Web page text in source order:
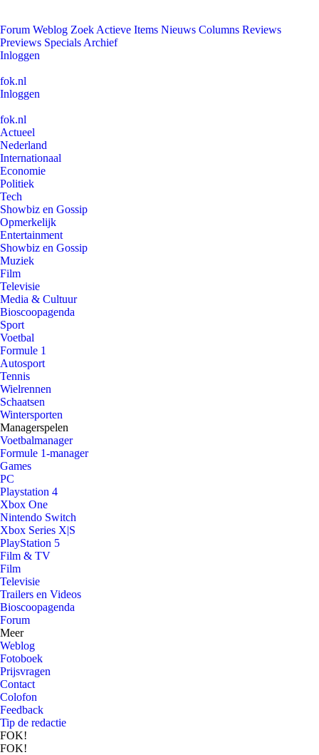
Forum Weblog Zoek Actieve Items Nieuws Columns Reviews
Previews Specials Archief
Inloggen
fok.nl
Inloggen
fok.nl
Actueel
Nederland
Internationaal
Economie
Politiek
Tech
Showbiz en Gossip
Opmerkelijk
Entertainment
Showbiz en Gossip
Muziek
Film
Televisie
Media & Cultuur
Bioscoopagenda
Sport
Voetbal
Formule 1
Autosport
Tennis
Wielrennen
Schaatsen
Wintersporten
Managerspelen
Voetbalmanager
Formule 1-manager
Games
PC
Playstation 4
Xbox One
Nintendo Switch
Xbox Series X|S
PlayStation 5
Film & TV
Film
Televisie
Trailers en Videos
Bioscoopagenda
Forum
Meer
Weblog
Fotoboek
Prijsvragen
Contact
Colofon
Feedback
Tip de redactie
FOK!
FOK!